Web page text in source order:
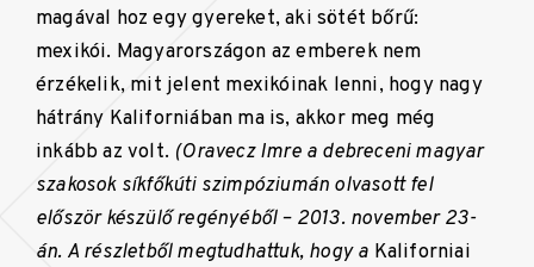
magával hoz egy gyereket, aki sötét bőrű:
mexikói. Magyarországon az emberek nem
érzékelik, mit jelent mexikóinak lenni, hogy nagy
hátrány Kaliforniában ma is, akkor meg még
inkább az volt. (Oravecz Imre a debreceni magyar
szakosok síkfőkúti szimpóziumán olvasott fel
először készülő regényéből – 2013. november 23-
án. A részletből megtudhattuk, hogy a Kaliforniai